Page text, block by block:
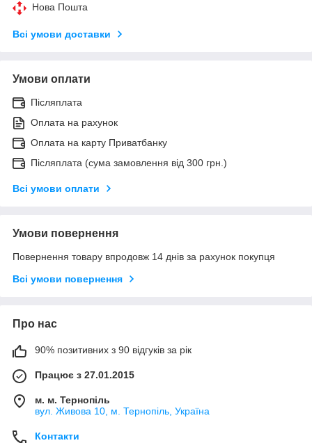
Нова Пошта
Всі умови доставки
Умови оплати
Післяплата
Оплата на рахунок
Оплата на карту Приватбанку
Післяплата (сума замовлення від 300 грн.)
Всі умови оплати
Умови повернення
Повернення товару впродовж 14 днів за рахунок покупця
Всі умови повернення
Про нас
90% позитивних з 90 відгуків за рік
Працює з 27.01.2015
м. м. Тернопіль
вул. Живова 10, м. Тернопіль, Україна
Контакти